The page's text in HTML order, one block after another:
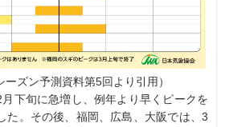
ズン予測資料第5回より引用）
下旬に急増し、例年より早くピークを
た。その後、福岡、広島、大阪では、3